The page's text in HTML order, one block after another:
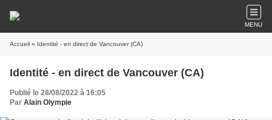
MENU
Accueil » Identité - en direct de Vancouver (CA)
Identité - en direct de Vancouver (CA)
Publié le 28/08/2022 à 16:05
Par Alain Olympie